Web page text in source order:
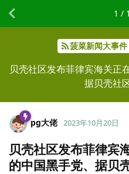
菠菜新闻大事件
贝壳社区发布菲律宾海关正
据贝壳社
1 / 1
pg大佬 2023年10月20日
贝壳社区发布菲律宾
的中国黑手党、据贝